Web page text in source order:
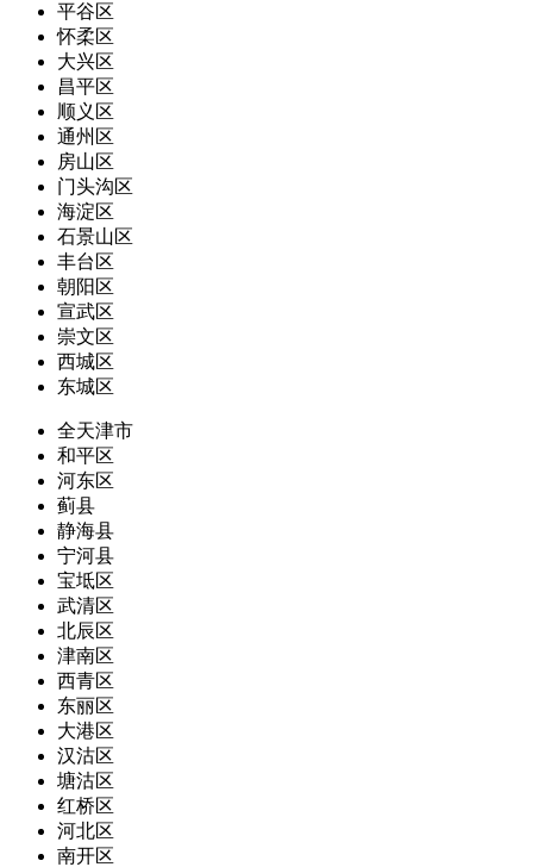
平谷区
怀柔区
大兴区
昌平区
顺义区
通州区
房山区
门头沟区
海淀区
石景山区
丰台区
朝阳区
宣武区
崇文区
西城区
东城区
全天津市
和平区
河东区
蓟县
静海县
宁河县
宝坻区
武清区
北辰区
津南区
西青区
东丽区
大港区
汉沽区
塘沽区
红桥区
河北区
南开区